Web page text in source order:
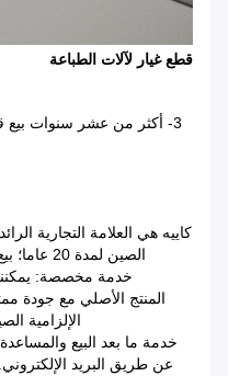
قطع غيار لآلات الطباعة
3- أكثر من عشر سنوات بيع
كاييه هي العلامة التجارية
الصين لمدة 20 عاما؛ بيع المصانع المباشرة، السعر التنافسي.
خدمة مخصصة:
المنتج الأصلي مع جودة
الإلزامية الصينية.
عن طريق البريد